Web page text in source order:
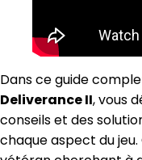
Dans ce guide
Deliverance II, vous
conseils et des
chaque aspect du